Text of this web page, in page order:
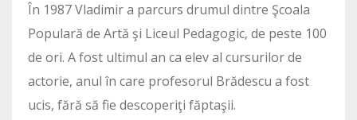
În 1987 Vladimir a parcurs drumul dintre Şcoala
Populară de Artă şi Liceul Pedagogic, de peste 100
de ori. A fost ultimul an ca elev al cursurilor de
actorie, anul în care profesorul Brădescu a fost
ucis, fără să fie descoperiţi făptaşii.